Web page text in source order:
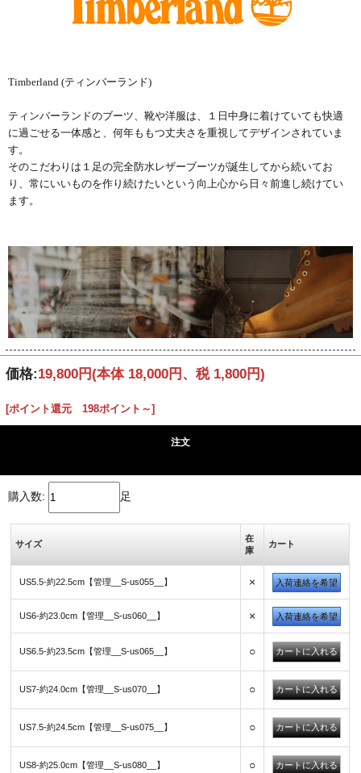
Timberland (ティンバーランド)
ティンバーランドのブーツ、靴や洋服は、１日中身に着けていても快適
に過ごせる一体感と、何年ももつ丈夫さを重視してデザインされていま
す。
そのこだわりは１足の完全防水レザーブーツが誕生してから続いてお
り、常にいいものを作り続けたいという向上心から日々前進し続けてい
ます。
価格:19,800円(本体 18,000円、税 1,800円)
[ポイント還元 198ポイント～]
注文
購入数: 足
サイズ
在
庫
カート
US5.5-約22.5cm【管理__S-us055__】 × 入荷連絡を希望
US6-約23.0cm【管理__S-us060__】 × 入荷連絡を希望
US6.5-約23.5cm【管理__S-us065__】 ○
US7-約24.0cm【管理__S-us070__】 ○
US7.5-約24.5cm【管理__S-us075__】 ○
US8-約25.0cm【管理__S-us080__】 ○